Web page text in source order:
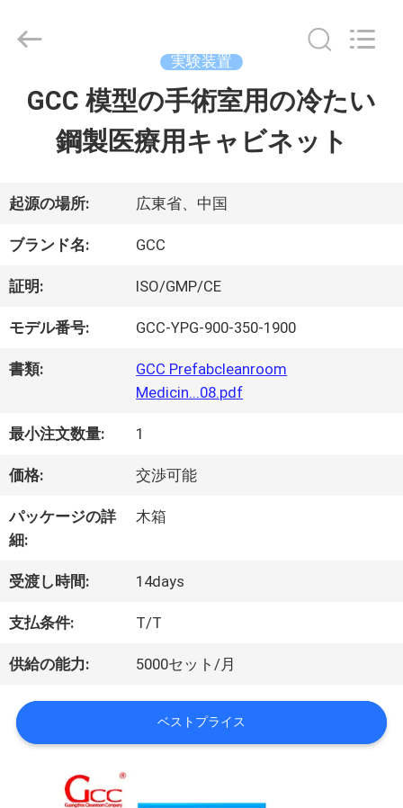
製
品
ビ
デ
わ
た
し
た
ち
に
つ
い
supplier.
Copyright
All
実験装置
GCC 模型の手術室用の冷たい
鋼製医療用キャビネット
起源の場所: 広東省、中国
ブランド名: GCC
証明: ISO/GMP/CE
モデル番号: GCC-YPG-900-350-1900
書類:
GCC Prefabcleanroom
Medicin...08.pdf
最小注文数量: 1
価格: 交渉可能
パッケージの詳
細:
木箱
受渡し時間: 14days
支払条件: T/T
供給の能力: 5000セット/月
ベストプライス